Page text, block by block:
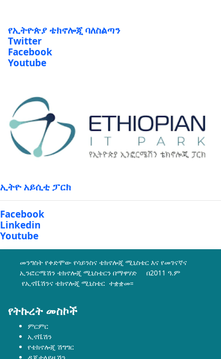
የኢትዮጵያ ቴክኖሎጂ ባለስልጣን
Twitter
Facebook
Youtube
ኢትዮ አይሲቲ ፓርክ
Facebook
Linkedin
Youtube
መንግስት የቀድሞው የሳይንስና ቴክኖሎጂ ሚኒስቴር እና የመገናኛና
ኢንፎርሜሽን ቴክኖሎጂ ሚኒስቴርን በማዋሃድ በ2011 ዓ.ም
የኢኖቬሽንና ቴክኖሎጂ ሚኒስቴር ተቋቋመ፡፡
የትኩረት መስኮች
ምርምር
ኢኖቬሽን
የቴክኖሎጂ ሽግግር